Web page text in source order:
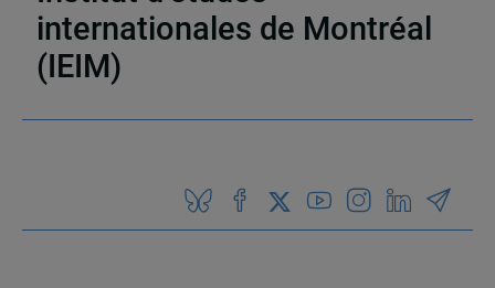
12 résultats
internationales de Montréal
(IEIM)